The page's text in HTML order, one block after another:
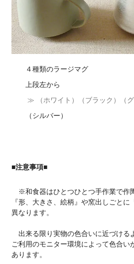
４種類のラージマグ
上段左から
≫ （ホワイト）（ブラック）（グ
（シルバー）
■注意事項■
※和食器はひとつひとつ手作業で作
『形、大きさ、絵柄』や窯出しごとに
異なります。
出来る限り実物の色合いに近づける
ご利用のモニター環境によって色合い
あります。